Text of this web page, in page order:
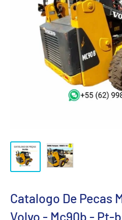
Catalogo De Pecas
Volvo - Mc90b - Pt-